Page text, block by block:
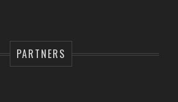
PARTNERS